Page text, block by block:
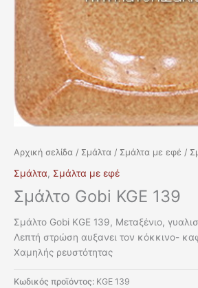
Αρχική σελίδα / Σμάλτα / Σμάλτα με εφέ /
Σμάλτα, Σμάλτα με εφέ
Σμάλτο Gobi KGE 139
Σμάλτο Gobi KGE 139, Μεταξένιο,
Λεπτή στρώση αυξανει τον κόκκινο-
Χαμηλής ρευστότητας
Κωδικός προϊόντος: KGE 139